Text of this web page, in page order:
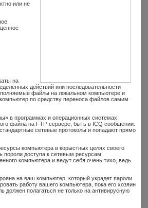
или не
на
действий или последовательности
файлы на локальном компьютере и
по средству переноса файлов самим
в программах и операционных системах
файла на FTP-сервере, быть в ICQ сообщении.
сетевые протоколы и попадают прямо
компьютера в корыстных целях своего
доступа к сетевым ресурсам,
компьютера и ведут себя очень тихо, ведь
на ваш компьютер, который украдет пароли
работу вашего компьютера, пока его хозяин
должен полагаться не только на антивирусную